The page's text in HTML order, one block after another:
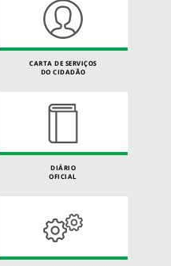
CARTA DE SERVIÇOS
DO CIDADÃO
DIÁRIO
OFICIAL